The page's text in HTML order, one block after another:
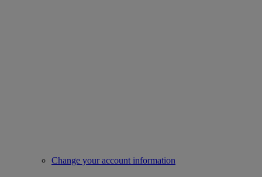
Change your account information